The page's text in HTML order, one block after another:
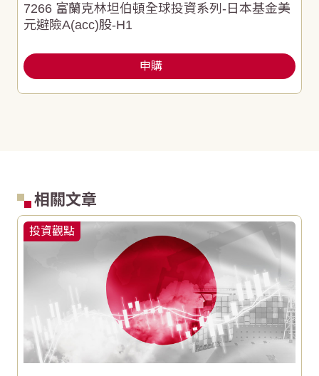
7266 富蘭克林坦伯頓全球投資系列-日本基金美
元避險A(acc)股-H1
申購
相關文章
投資觀點